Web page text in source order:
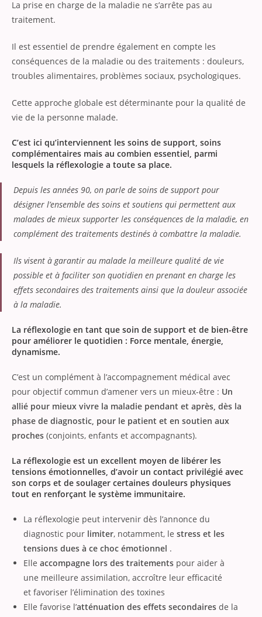
La prise en charge de la maladie ne s’arrête pas au
traitement.
Il est essentiel de prendre également en compte les
conséquences de la maladie ou des traitements : douleurs,
troubles alimentaires, problèmes sociaux, psychologiques.
Cette approche globale est déterminante pour la qualité de
vie de la personne malade.
C’est ici qu’interviennent les soins de support, soins
complémentaires mais au combien essentiel, parmi
lesquels la réflexologie a toute sa place.
Depuis les années 90, on parle de soins de support pour
désigner l’ensemble des soins et soutiens qui permettent aux
malades de mieux supporter les conséquences de la maladie, en
complément des traitements destinés à combattre la maladie.
Ils visent à garantir au malade la meilleure qualité de vie
possible et à faciliter son quotidien en prenant en charge les
effets secondaires des traitements ainsi que la douleur associée
à la maladie.
La réflexologie en tant que soin de support et de bien-être
pour améliorer le quotidien : Force mentale, énergie,
dynamisme.
C’est un complément à l’accompagnement médical avec
pour objectif commun d’amener vers un mieux-être : Un
allié pour mieux vivre la maladie pendant et après, dès la
phase de diagnostic, pour le patient et en soutien aux
proches (conjoints, enfants et accompagnants).
La réflexologie est un excellent moyen de libérer les
tensions émotionnelles, d’avoir un contact privilégié avec
son corps et de soulager certaines douleurs physiques
tout en renforçant le système immunitaire.
La réflexologie peut intervenir dès l’annonce du
diagnostic pour limiter, notamment, le stress et les
tensions dues à ce choc émotionnel .
Elle accompagne lors des traitements pour aider à
une meilleure assimilation, accroître leur efficacité
et favoriser l’élimination des toxines
Elle favorise l’atténuation des effets secondaires de la